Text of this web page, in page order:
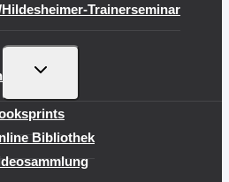
Trainerseminar
UNTERMENÜ
Bibliothek